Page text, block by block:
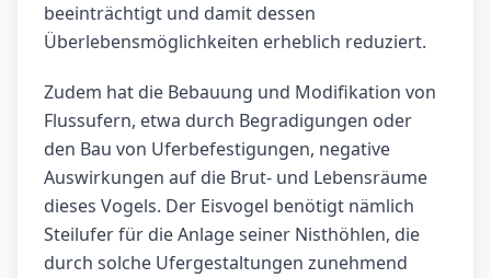
beeinträchtigt und damit dessen
Überlebensmöglichkeiten erheblich reduziert.
Zudem hat die Bebauung und Modifikation von
Flussufern, etwa durch Begradigungen oder
den Bau von Uferbefestigungen, negative
Auswirkungen auf die Brut- und Lebensräume
dieses Vogels. Der Eisvogel benötigt nämlich
Steilufer für die Anlage seiner Nisthöhlen, die
durch solche Ufergestaltungen zunehmend